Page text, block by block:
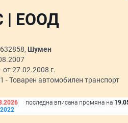
| ЕООД
Шумен
от 27.02.2008 г.
-Товарен автомобилен транспорт
последна вписана промяна на
2022